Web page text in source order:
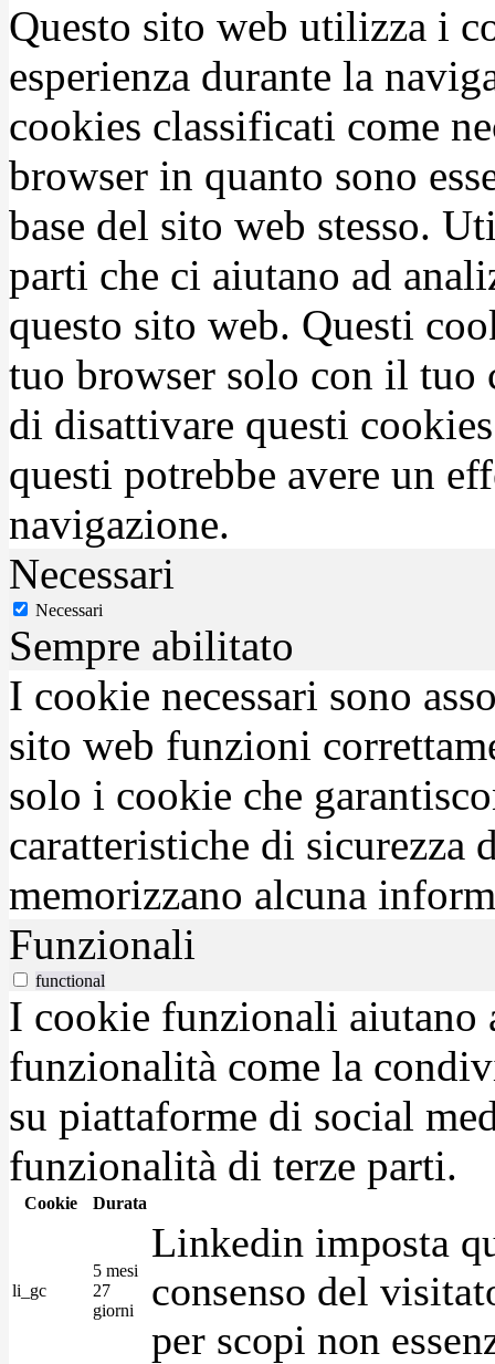
Questo sito web utilizza i
esperienza durante la
cookies classificati come
browser in quanto sono
base del sito web stesso.
parti che ci aiutano ad
questo sito web. Questi
tuo browser solo con il tuo
di disattivare questi
questi potrebbe avere un
navigazione.
Necessari
Necessari
Sempre abilitato
I cookie necessari sono
sito web funzioni
solo i cookie che
caratteristiche di sicurezza
memorizzano alcuna
Funzionali
functional
I cookie funzionali aiutano
funzionalità come la
su piattaforme di social
funzionalità di terze parti.
Cookie Durata
li_gc
5 mesi
27
giorni
Linkedin imposta
consenso del
per scopi non